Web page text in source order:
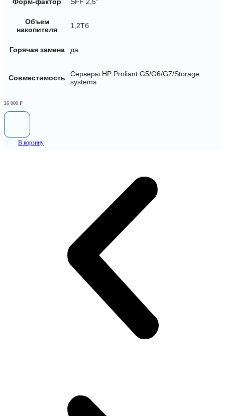
Объем
накопителя
1,2Тб
Горячая замена да
Совместимость
Серверы HP Proliant G5/G6/G7/Storage
systems
26 000 ₽
В корзину